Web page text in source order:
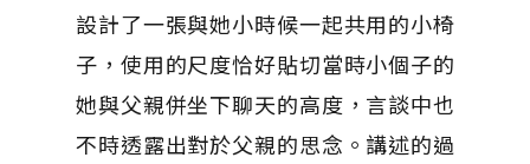
設計了一張與她小時候一起共用的小椅
子，使用的尺度恰好貼切當時小個子的
她與父親併坐下聊天的高度，言談中也
不時透露出對於父親的思念。講述的過